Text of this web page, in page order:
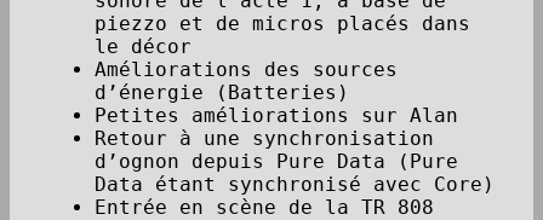
piezzo et de micros placés dans
le décor
Améliorations des sources
d’énergie (Batteries)
Petites améliorations sur Alan
Retour à une synchronisation
d’ognon depuis Pure Data (Pure
Data étant synchronisé avec Core)
Entrée en scène de la TR 808